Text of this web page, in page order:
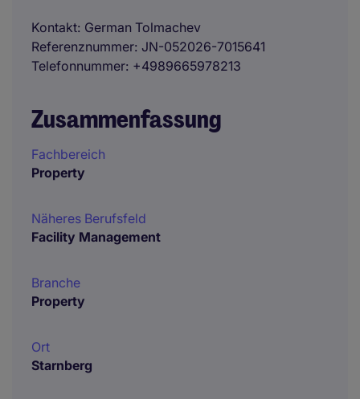
Kontakt German Tolmachev
Referenznummer JN-052026-7015641
Telefonnummer +4989665978213
Zusammenfassung
Fachbereich
Property
Näheres Berufsfeld
Facility Management
Branche
Property
Ort
Starnberg